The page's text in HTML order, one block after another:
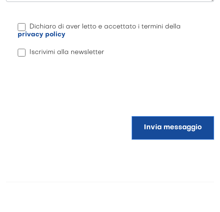
Dichiaro di aver letto e accettato i termini della
privacy policy
Iscrivimi alla newsletter
Invia messaggio